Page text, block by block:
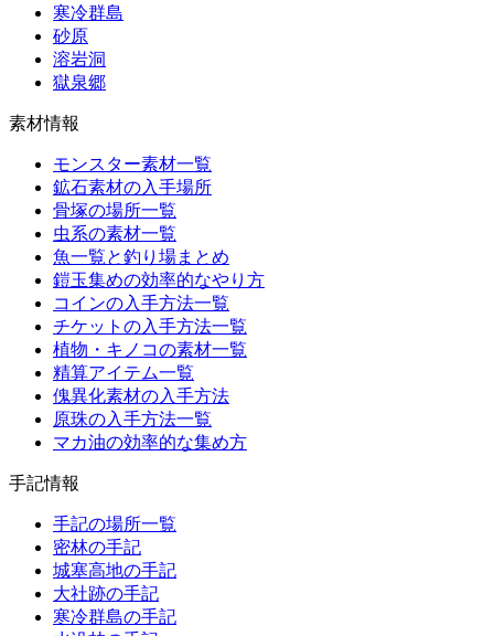
寒冷群島
砂原
溶岩洞
獄泉郷
素材情報
モンスター素材一覧
鉱石素材の入手場所
骨塚の場所一覧
虫系の素材一覧
魚一覧と釣り場まとめ
鎧玉集めの効率的なやり方
コインの入手方法一覧
チケットの入手方法一覧
植物・キノコの素材一覧
精算アイテム一覧
傀異化素材の入手方法
原珠の入手方法一覧
マカ油の効率的な集め方
手記情報
手記の場所一覧
密林の手記
城塞高地の手記
大社跡の手記
寒冷群島の手記